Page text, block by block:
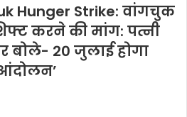
Hunger Strike: वांगचुक
करने की मांग: पत्नी
बोले- 20 जुलाई होगा